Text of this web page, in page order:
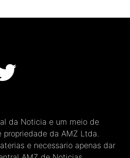
da Noticia e um meio de
propriedade da AMZ Ltda.
e necessario apenas dar